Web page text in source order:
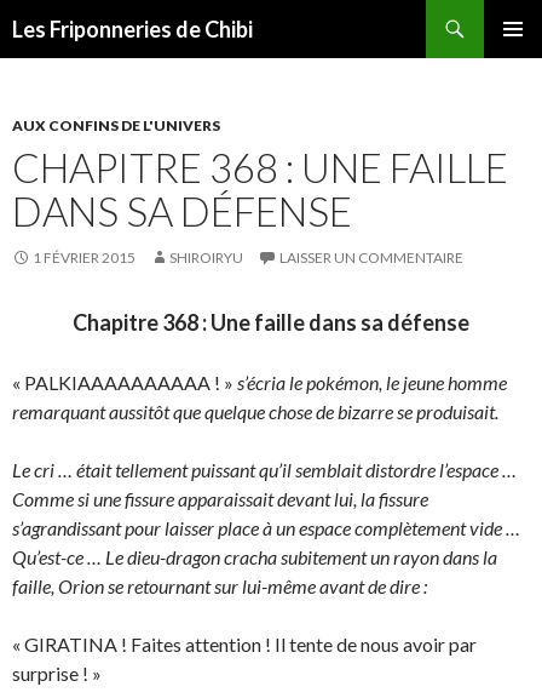
Les Friponneries de Chibi
AUX CONFINS DE L'UNIVERS
CHAPITRE 368 : UNE FAILLE
DANS SA DÉFENSE
1 FÉVRIER 2015 SHIROIRYU LAISSER UN COMMENTAIRE
Chapitre 368 : Une faille dans sa défense
« PALKIAAAAAAAAAA ! » s’écria le pokémon, le jeune homme
remarquant aussitôt que quelque chose de bizarre se produisait.
Le cri … était tellement puissant qu’il semblait distordre l’espace …
Comme si une fissure apparaissait devant lui, la fissure
s’agrandissant pour laisser place à un espace complètement vide …
Qu’est-ce … Le dieu-dragon cracha subitement un rayon dans la
faille, Orion se retournant sur lui-même avant de dire :
« GIRATINA ! Faites attention ! Il tente de nous avoir par
surprise ! »